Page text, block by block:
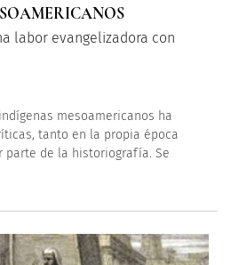
labor evangelizadora con
mesoamericanos ha
tanto en la propia época
parte de la historiografía. Se